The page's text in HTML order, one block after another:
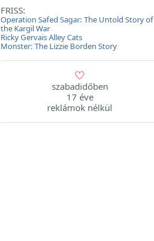
FRISS:
Operation Safed Sagar: The Untold Story of
the Kargil War
Ricky Gervais Alley Cats
Monster: The Lizzie Borden Story
szabadidőben
17 éve
reklámok nélkül